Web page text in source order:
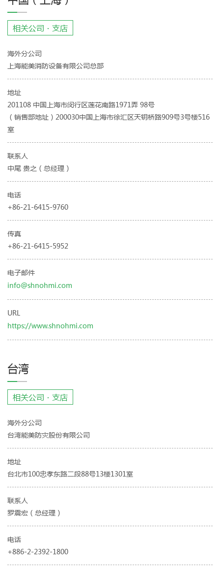
相关公司・支店
海外分公司
上海能美消防设备有限公司总部
地址
201108 中国上海市闵行区莲花南路1971弄 98号
（销售部地址）200030中国上海市徐汇区天钥桥路909号3号楼516
室
联系人
中尾 贵之（总经理）
电话
+86-21-6415-9760
传真
+86-21-6415-5952
电子邮件
info@shnohmi.com
URL
https://www.shnohmi.com
台湾
相关公司・支店
海外分公司
台湾能美防灾股份有限公司
地址
台北市100忠孝东路二段88号13楼1301室
联系人
罗震宏（总经理）
电话
+886-2-2392-1800